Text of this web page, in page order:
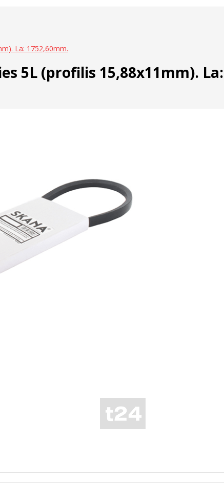
La: 1752,60mm.
5L (profilis 15,88x11mm).